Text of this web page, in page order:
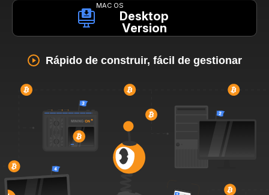
MAC OS
Desktop
Version
Rápido de construir, fácil de gestionar